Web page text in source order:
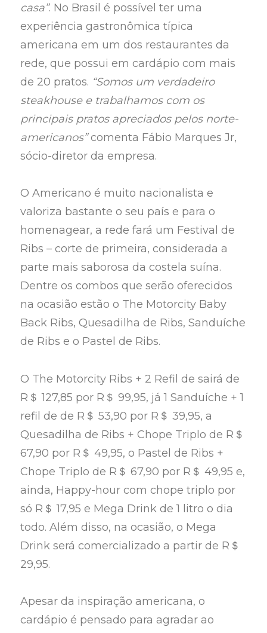
casa”. No Brasil é possível ter uma
experiência gastronômica típica
americana em um dos restaurantes da
rede, que possui em cardápio com mais
de 20 pratos. “Somos um verdadeiro
steakhouse e trabalhamos com os
principais pratos apreciados pelos norte-
americanos”comenta Fábio Marques Jr,
sócio-diretor da empresa.
O Americano é muito nacionalista e
valoriza bastante o seu país e para o
homenagear, a rede fará um Festival de
Ribs – corte de primeira, considerada a
parte mais saborosa da costela suína.
Dentre os combos que serão oferecidos
na ocasião estão o The Motorcity Baby
Back Ribs, Quesadilha de Ribs, Sanduíche
de Ribs e o Pastel de Ribs.
O The Motorcity Ribs + 2 Refil de sairá de
R＄ 127,85 por R＄ 99,95, já 1 Sanduíche + 1
refil de de R＄ 53,90 por R＄ 39,95, a
Quesadilha de Ribs + Chope Triplo de R＄
67,90 por R＄ 49,95, o Pastel de Ribs +
Chope Triplo de R＄ 67,90 por R＄ 49,95 e,
ainda, Happy-hour com chope triplo por
só R＄ 17,95 e Mega Drink de 1 litro o dia
todo. Além disso, na ocasião, o Mega
Drink será comercializado a partir de R＄
29,95.
Apesar da inspiração americana, o
cardápio é pensado para agradar ao